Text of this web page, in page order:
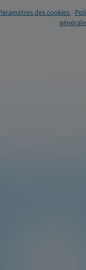
des cookies-